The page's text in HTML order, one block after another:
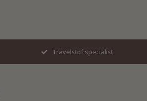
Travelstof specialist